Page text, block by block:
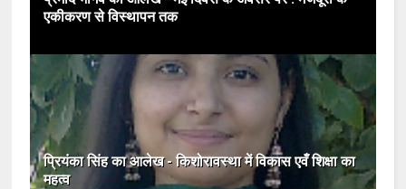
एकीकरण से विस्‍थापन तक
प्रियंका सिंह का आलेख - किशोरावस्था में विकास एवँ शिक्षा का
महत्व